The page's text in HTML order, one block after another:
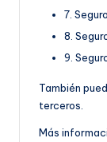
7.
8.
9.
También
terceros.
Más